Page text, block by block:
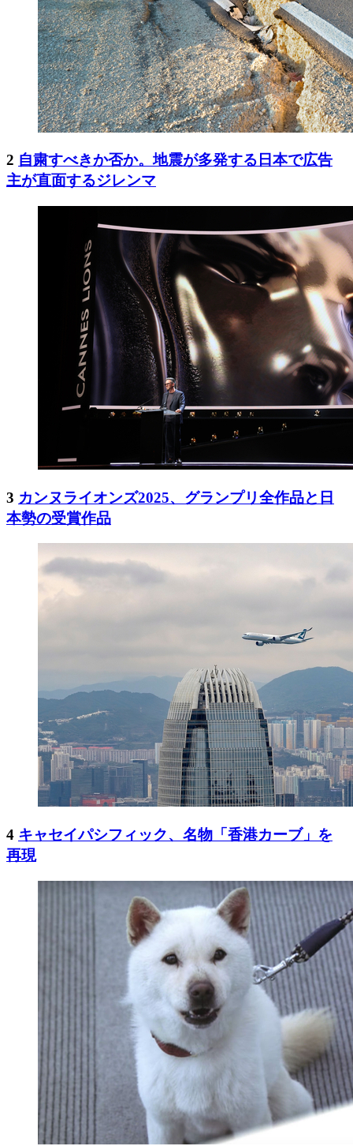
2 自粛すべきか否か。地震が多発する日本で広告
主が直面するジレンマ
3 カンヌライオンズ2025、グランプリ全作品と日
本勢の受賞作品
4 キャセイパシフィック、名物「香港カーブ」を
再現